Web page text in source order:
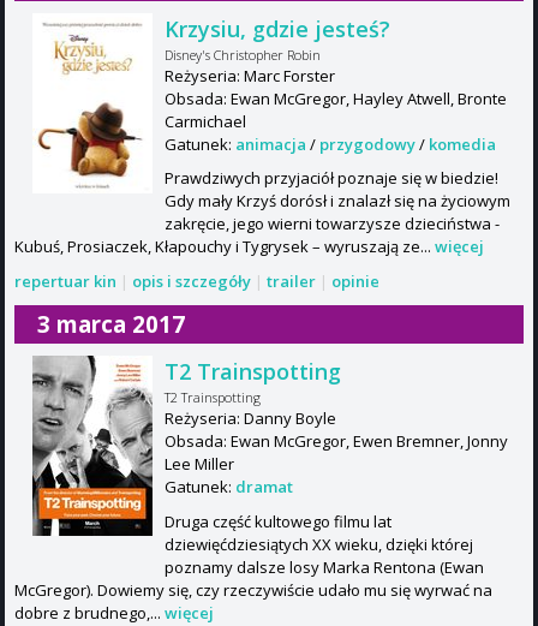
Krzysiu, gdzie jesteś?
Disney's Christopher Robin
Reżyseria: Marc Forster
Obsada: Ewan McGregor, Hayley Atwell, Bronte
Carmichael
Gatunek: animacja / przygodowy/ komedia
Prawdziwych przyjaciół poznaje się w biedzie!
Gdy mały Krzyś dorósł i znalazł się na życiowym
zakręcie, jego wierni towarzysze dzieciństwa -
Kubuś, Prosiaczek, Kłapouchy i Tygrysek – wyruszają ze... więcej
repertuar kin | opis i szczegóły | trailer | opinie
3 marca 2017
T2 Trainspotting
T2 Trainspotting
Reżyseria: Danny Boyle
Obsada: Ewan McGregor, Ewen Bremner, Jonny
Lee Miller
Gatunek: dramat
Druga część kultowego filmu lat
dziewięćdziesiątych XX wieku, dzięki której
poznamy dalsze losy Marka Rentona (Ewan
McGregor). Dowiemy się, czy rzeczywiście udało mu się wyrwać na
dobre z brudnego,... więcej